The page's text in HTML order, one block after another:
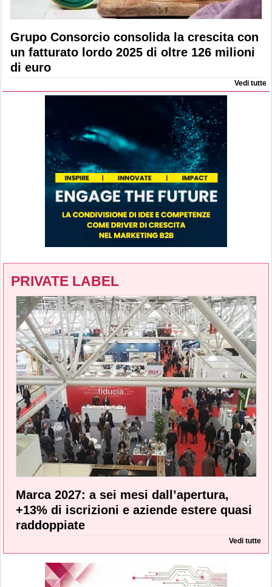
Grupo Consorcio consolida la crescita con
un fatturato lordo 2025 di oltre 126 milioni
di euro
Vedi tutte
PRIVATE LABEL
Marca 2027: a sei mesi dall’apertura,
+13% di iscrizioni e aziende estere quasi
raddoppiate
Vedi tutte